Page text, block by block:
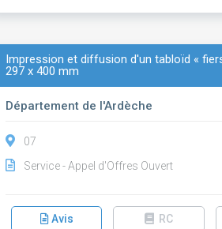
Impression et diffusion d'un tabloïd «
297 x 400 mm
Département de l'Ardèche
07
Service - Appel d'Offres Ouvert
Avis RC